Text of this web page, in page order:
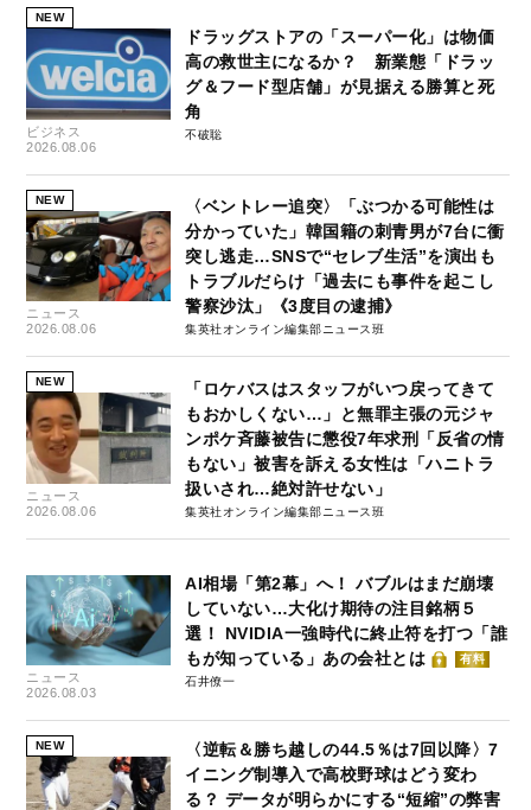
NEW
ビジネス
2026.08.06
ドラッグストアの「スーパー化」は物価
高の救世主になるか？ 新業態「ドラッ
グ＆フード型店舗」が見据える勝算と死
角
不破聡
NEW
ニュース
2026.08.06
〈ベントレー追突〉「ぶつかる可能性は
分かっていた」韓国籍の刺青男が7台に衝
突し逃走…SNSで“セレブ生活”を演出も
トラブルだらけ「過去にも事件を起こし
警察沙汰」《3度目の逮捕》
集英社オンライン編集部ニュース班
NEW
ニュース
2026.08.06
「ロケバスはスタッフがいつ戻ってきて
もおかしくない…」と無罪主張の元ジャ
ンポケ斉藤被告に懲役7年求刑「反省の情
もない」被害を訴える女性は「ハニトラ
扱いされ…絶対許せない」
集英社オンライン編集部ニュース班
ニュース
2026.08.03
AI相場「第2幕」へ！ バブルはまだ崩壊
していない…大化け期待の注目銘柄５
選！ NVIDIA一強時代に終止符を打つ「誰
もが知っている」あの会社とは
有料
石井僚一
NEW
〈逆転＆勝ち越しの44.5％は7回以降〉7
イニング制導入で高校野球はどう変わ
る？ データが明らかにする“短縮”の弊害